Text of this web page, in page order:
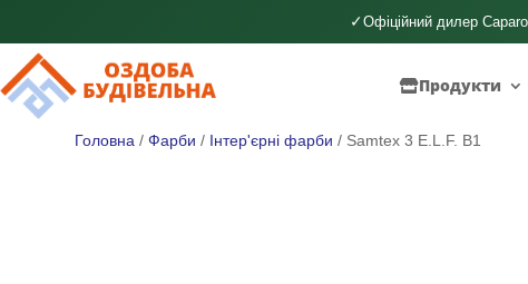
✓Офіційний дилер Caparol
Продукти
Головна /Фарби / Інтер'єрні фарби / Samtex 3 E.L.F. B1